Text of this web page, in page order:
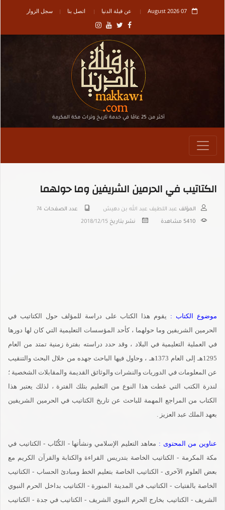
07 August 2026 عن قبلة الدنيا اتصل بنا سجل الزوار
أكثر من 25 عامًا في خدمة تاريـخ وتراث مكة المكرمة
الكتاتيب في الحرمين الشريفين وما حولهما
المؤلف عبد اللطيف عبد الله بن دهيش عدد الصفحات 74
5410 مشاهدة نشر بتاريخ 2018/12/15
موضوع الكتاب : يقوم هذا الكتاب على دراسة للمؤلف حول الكتاتيب في
الحرمين الشريفين وما حولهما ، كأحد المؤسسات التعليمية التي كان لها دورها
في العملية التعليمية في البلاد ، وقد حدد دراسته بفترة زمنية تمتد من العام
1295هـ إلى العام 1373هـ ، وحاول فيها الباحث جهده من خلال البحث والتنقيب
عن المعلومات في الدوريات والنشرات والوثائق القديمة والمقابلات الشخصية ؛
لندرة الكتب التي غطت هذا النوع من التعليم بتلك الفترة ، لذلك يعتبر هذا
الكتاب من المراجع المهمة للباحث عن تاريخ الكتاتيب في الحرمين الشريفين
بعهد الملك عبد العزيز .
عناوين من المحتوى : معاهد التعليم الإسلامي ونشأتها - الكُتّاب - الكتاتيب في
مكة المكرمة - الكتاتيب الخاصة بتدريس القراءة والكتابة والقرآن الكريم مع
بعض العلوم الآخرى - الكتاتيب الخاصة بتعليم الخط ومبادئ الحساب - الكتاتيب
الخاصة بالفتيات - الكتاتيب في المدينة المنورة - الكتاتيب بداخل الحرم النبوي
الشريف - الكتاتيب بخارج الحرم النبوي الشريف - الكتاتيب في جدة - الكتاتيب